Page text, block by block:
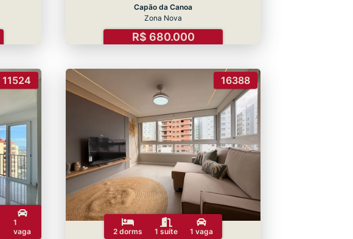
Capão da Canoa
Zona Nova
R$ 680.000
11524
1
vaga
16388
2 dorms 1 suíte
1 vaga